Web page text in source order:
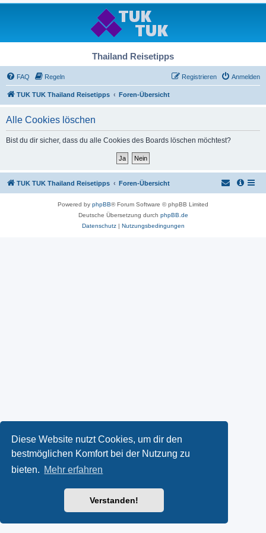
Diese Website nutzt Cookies, um dir den
bestmöglichen Komfort bei der Nutzung zu
bieten. Mehr erfahren
Verstanden!
Thailand Reisetipps
FAQ Regeln Anmelden
Registrieren
TUK TUK Thailand Reisetipps Foren-Übersicht
Alle Cookies löschen
Bist du dir sicher, dass du alle Cookies des Boards löschen möchtest?
TUK TUK Thailand Reisetipps Foren-Übersicht
Powered by phpBB® Forum Software © phpBB Limited
Deutsche Übersetzung durch phpBB.de
Datenschutz| Nutzungsbedingungen